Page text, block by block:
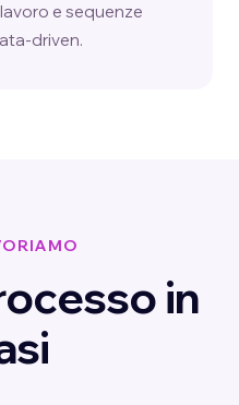
e sequenze
driven.
in